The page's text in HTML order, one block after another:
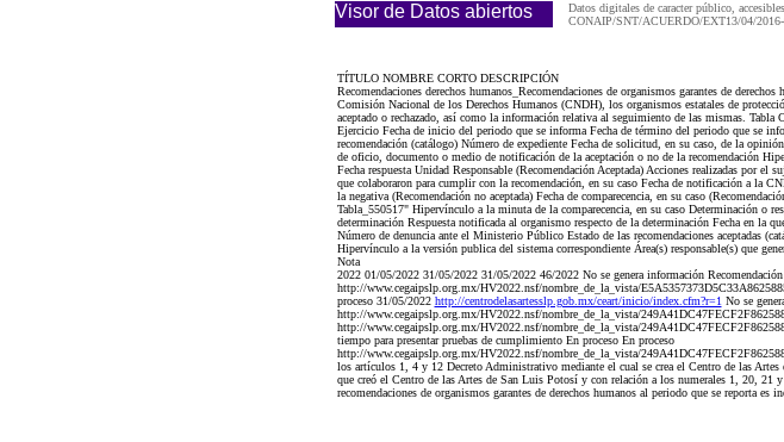
Visor de Datos abiertos
Datos digitales de caracter público,
CONAIP/SNT/ACUERDO/EXT13/04/
TÍTULO NOMBRE CORTO DESCRIPCIÓN
Recomendaciones derechos humanos_Recomendaciones de organismos garantes de
Comisión Nacional de los Derechos Humanos (CNDH), los organismos estatales de
aceptado o rechazado, así como la información relativa al seguimiento de las mismas. Tabla
Ejercicio Fecha de inicio del periodo que se informa Fecha de término del periodo que se
recomendación (catálogo) Número de expediente Fecha de solicitud, en su caso, de la
de oficio, documento o medio de notificación de la aceptación o no de la recomendación
Fecha respuesta Unidad Responsable (Recomendación Aceptada) Acciones realizadas por
que colaboraron para cumplir con la recomendación, en su caso Fecha de notificación a la
la negativa (Recomendación no aceptada) Fecha de comparecencia, en su caso
Tabla_550517" Hipervínculo a la minuta de la comparecencia, en su caso Determinación
determinación Respuesta notificada al organismo respecto de la determinación Fecha en la
Número de denuncia ante el Ministerio Público Estado de las recomendaciones aceptadas
Hipervínculo a la versión publica del sistema correspondiente Área(s) responsable(s) que
Nota
2022 01/05/2022 31/05/2022 31/05/2022 46/2022 No se genera información
http://www.cegaipslp.org.mx/HV2022.nsf/nombre_de_la_vista/
proceso 31/05/2022 http://centrodelasartesslp.gob.mx/ceart/inicio/index.cfm?r=1 No se
http://www.cegaipslp.org.mx/HV2022.nsf/nombre_de_la_vista/
http://www.cegaipslp.org.mx/HV2022.nsf/nombre_de_la_vista/
tiempo para presentar pruebas de cumplimiento En proceso En proceso
http://www.cegaipslp.org.mx/HV2022.nsf/nombre_de_la_vista/
los artículos 1, 4 y 12 Decreto Administrativo mediante el cual se crea el Centro de las
que creó el Centro de las Artes de San Luis Potosí y con relación a los numerales 1, 20,
recomendaciones de organismos garantes de derechos humanos al periodo que se reporta es